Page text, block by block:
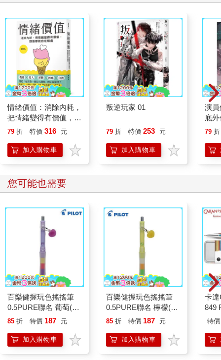
情緒價值：消除內耗，
把情緒變得有價值，跟
誰都能自在相處
79 折 特價 316 元
加入購物車
叛逆玩家 01
79 折 特價 253 元
加入購物車
演
底
79 折
您可能也需要
百樂健握玩色搖搖筆
0.5PURE聯名 葡萄(限
量)
85 折 特價 187 元
加入購物車
百樂健握玩色搖搖筆
0.5PURE聯名 檸檬(限
量)
85 折 特價 187 元
加入購物車
卡
849
筆
特價